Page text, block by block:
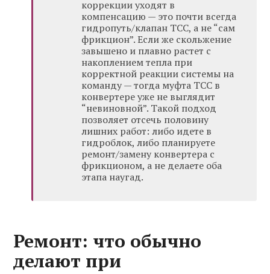
коррекции уходят в
компенсацию — это почти всегда
гидропуть/клапан TCC, а не “сам
фрикцион”. Если же скольжение
завышено и плавно растет с
накоплением тепла при
корректной реакции системы на
команду — тогда муфта TCC в
конвертере уже не выглядит
“невиновной”. Такой подход
позволяет отсечь половину
лишних работ: либо идете в
гидроблок, либо планируете
ремонт/замену конвертера с
фрикционом, а не делаете оба
этапа наугад.
Ремонт: что обычно
делают при